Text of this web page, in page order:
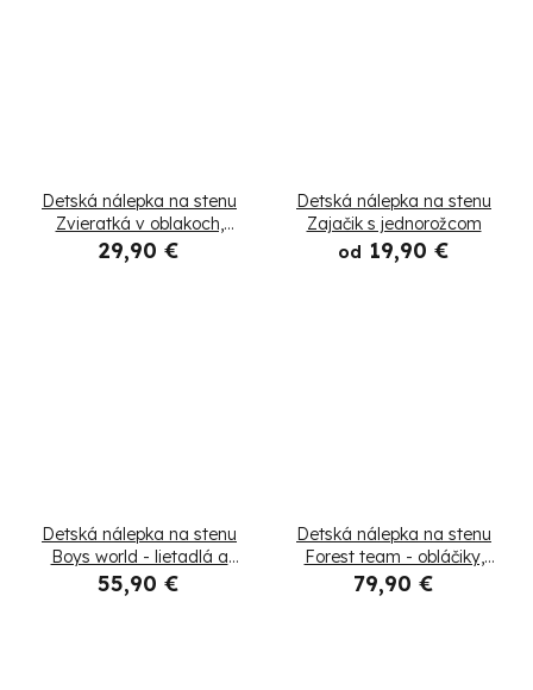
Detská nálepka na stenu
Zvieratká v oblakoch,
motív 3
29,90 €
Detská nálepka na stenu
Zajačik s jednorožcom
od 19,90 €
Detská nálepka na stenu
Boys world - lietadlá a
helikoptéra
55,90 €
Detská nálepka na stenu
Forest team - obláčiky,
zvieratká a stromy
79,90 €